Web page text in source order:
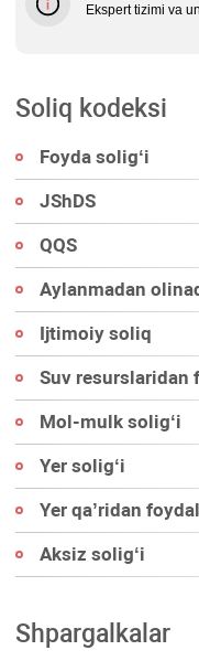
Ekspert tizimi va
Soliq kodeksi
Foyda soligʻi
JShDS
QQS
Aylanmadan
Ijtimoiy soliq
Suv resurslaridan
Mol-mulk soligʻi
Yer soligʻi
Yer qa’ridan
Aksiz soligʻi
Shpargalkalar